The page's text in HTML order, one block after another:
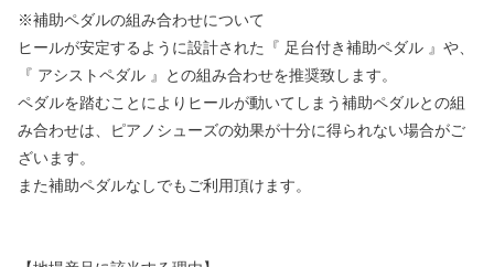
※補助ペダルの組み合わせについて
ヒールが安定するように設計された『 足台付き補助ペダル 』や、
『 アシストペダル 』との組み合わせを推奨致します。
ペダルを踏むことによりヒールが動いてしまう補助ペダルとの組
み合わせは、ピアノシューズの効果が十分に得られない場合がご
ざいます。
また補助ペダルなしでもご利用頂けます。